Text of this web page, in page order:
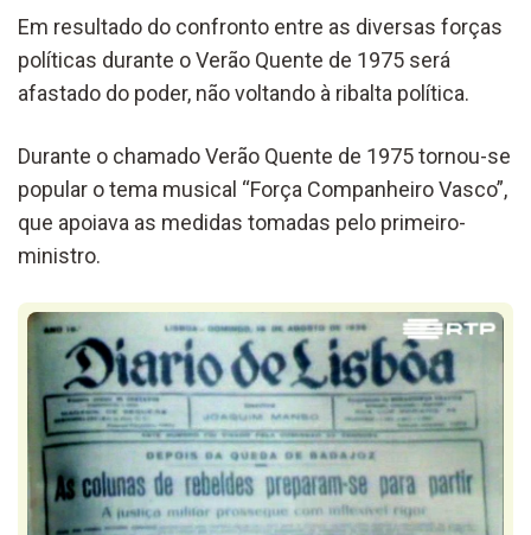
Em resultado do confronto entre as diversas forças
políticas durante o Verão Quente de 1975 será
afastado do poder, não voltando à ribalta política.
Durante o chamado Verão Quente de 1975 tornou-se
popular o tema musical “Força Companheiro Vasco”,
que apoiava as medidas tomadas pelo primeiro-
ministro.